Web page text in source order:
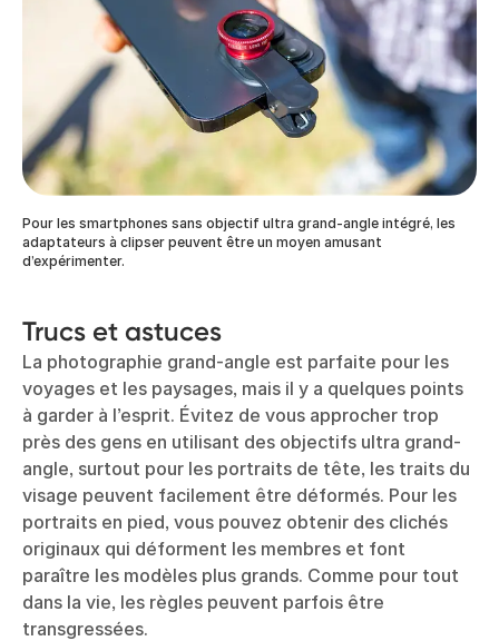
Pour les smartphones sans objectif ultra grand-angle intégré, les
adaptateurs à clipser peuvent être un moyen amusant
d’expérimenter.
Trucs et astuces
La photographie grand-angle est parfaite pour les
voyages et les paysages, mais il y a quelques points
à garder à l’esprit. Évitez de vous approcher trop
près des gens en utilisant des objectifs ultra grand-
angle, surtout pour les portraits de tête, les traits du
visage peuvent facilement être déformés. Pour les
portraits en pied, vous pouvez obtenir des clichés
originaux qui déforment les membres et font
paraître les modèles plus grands. Comme pour tout
dans la vie, les règles peuvent parfois être
transgressées.